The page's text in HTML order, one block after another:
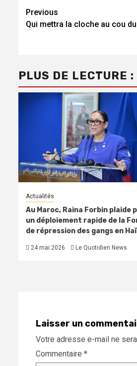
Continue
Reading
Previous
Qui mettra la cloche au cou du
PLUS DE LECTURE :
Actualités
Au Maroc, Raina Forbin plaide
un déploiement rapide de la
de répression des gangs en
24 mai 2026 Le Quotidien News
Laisser un
Votre adresse e-mail ne
Commentaire *